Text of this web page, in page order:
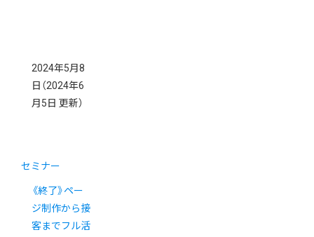
2024年5月8
日 （2024年6
月5日 更新）
セミナー
《終了》ペー
ジ制作から接
客までフル活